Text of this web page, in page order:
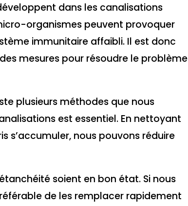
dans les canalisations
organismes peuvent provoquer
immunitaire affaibli. Il est donc
mesures pour résoudre le problème
plusieurs méthodes que nous
est essentiel. En nettoyant
s’accumuler, nous pouvons réduire
soient en bon état. Si nous
de les remplacer rapidement